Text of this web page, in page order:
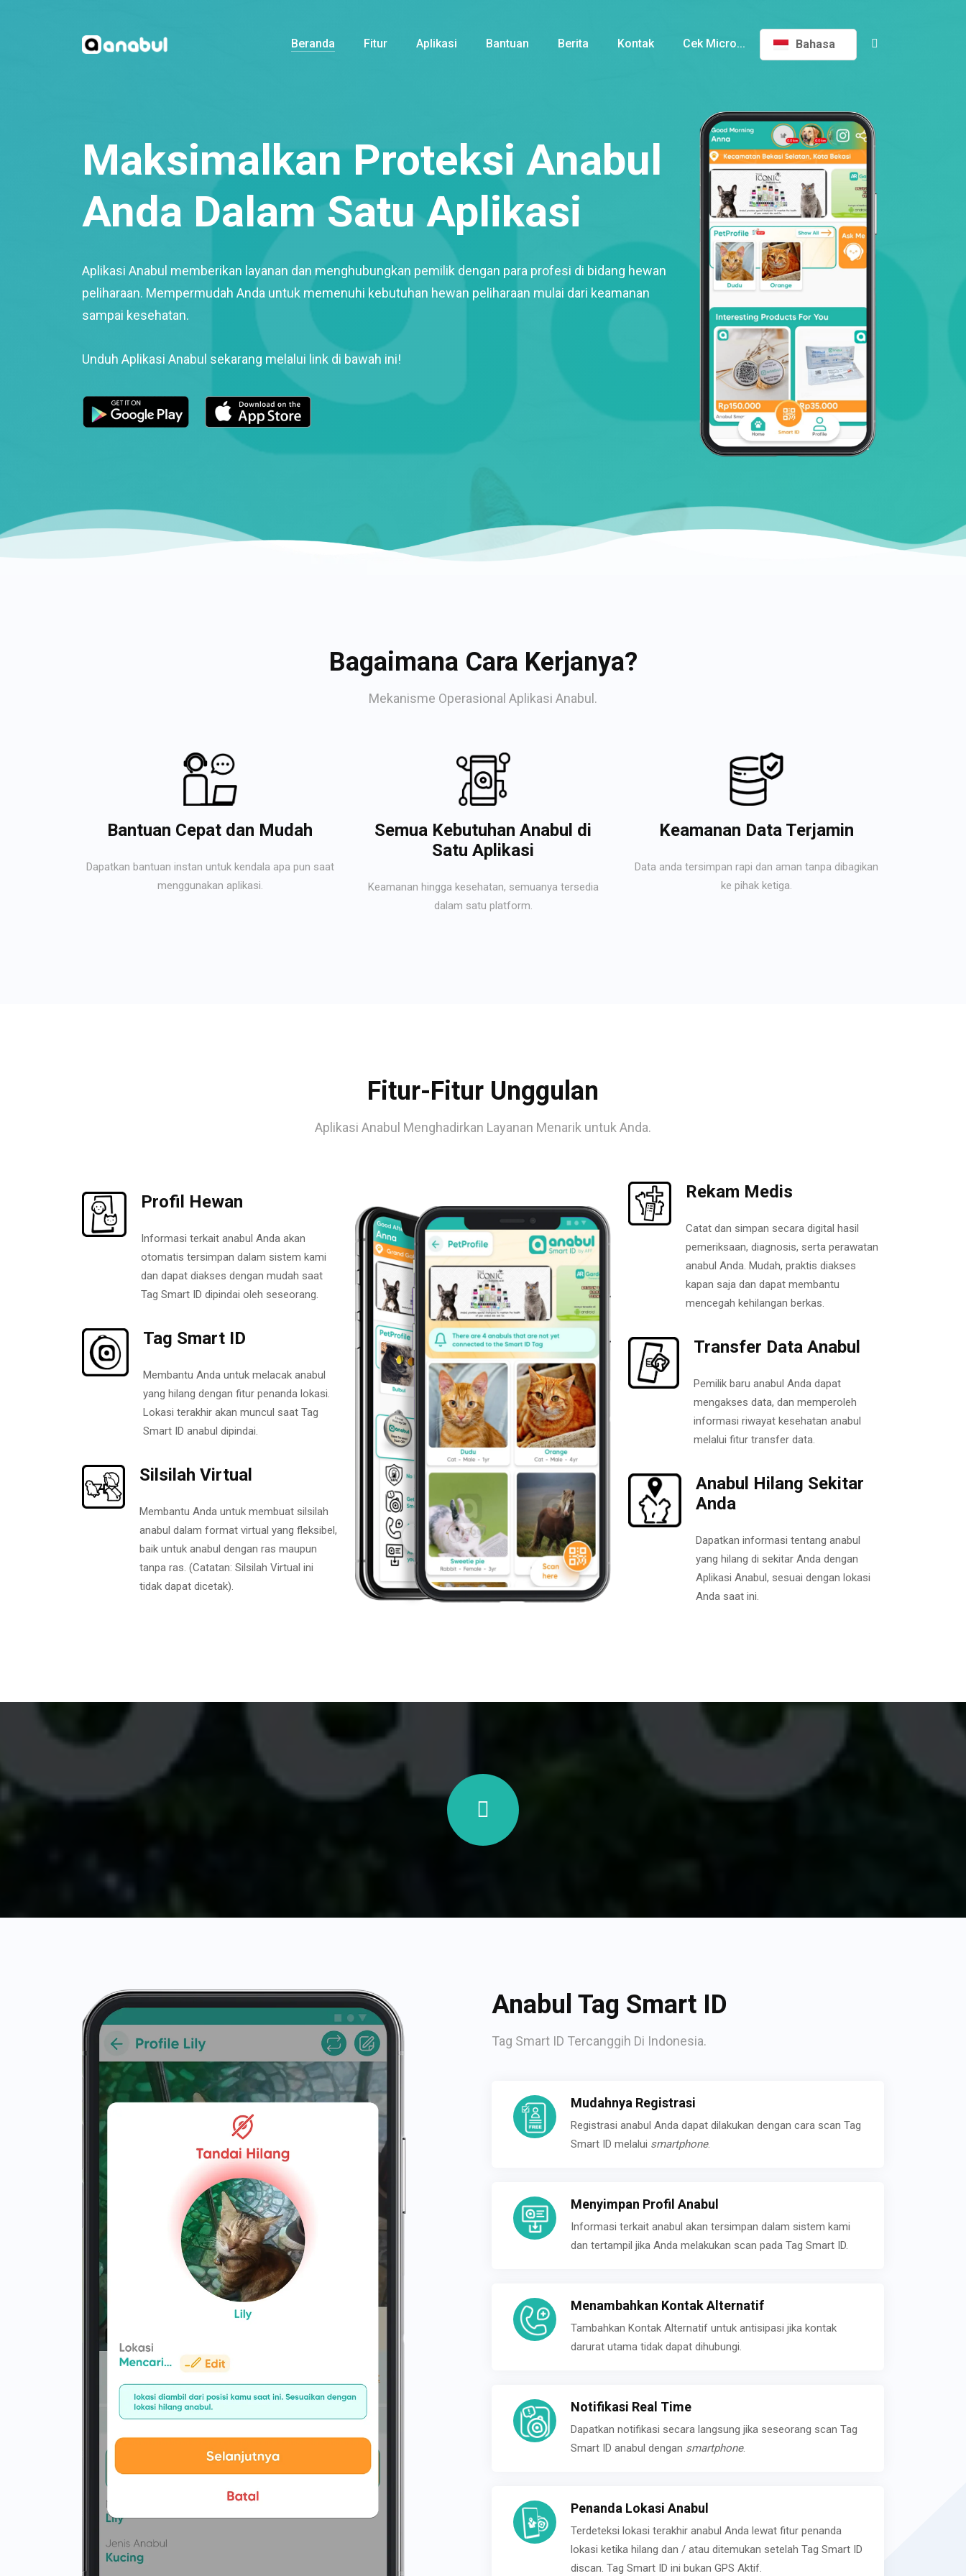
Beranda Fitur Aplikasi Bantuan Berita Kontak Cek Micro... Bahasa
Maksimalkan Proteksi Anabul
Anda Dalam Satu Aplikasi
Aplikasi Anabul memberikan layanan dan menghubungkan pemilik dengan para profesi di bidang hewan
peliharaan. Mempermudah Anda untuk memenuhi kebutuhan hewan peliharaan mulai dari keamanan
sampai kesehatan.
Unduh Aplikasi Anabul sekarang melalui link di bawah ini!
Bagaimana Cara Kerjanya?
Mekanisme Operasional Aplikasi Anabul.
Bantuan Cepat dan Mudah
Dapatkan bantuan instan untuk kendala apa pun saat
menggunakan aplikasi.
Semua Kebutuhan Anabul di
Satu Aplikasi
Keamanan hingga kesehatan, semuanya tersedia
dalam satu platform.
Keamanan Data Terjamin
Data anda tersimpan rapi dan aman tanpa dibagikan
ke pihak ketiga.
Fitur-Fitur Unggulan
Aplikasi Anabul Menghadirkan Layanan Menarik untuk Anda.
Profil Hewan
Informasi terkait anabul Anda akan
otomatis tersimpan dalam sistem kami
dan dapat diakses dengan mudah saat
Tag Smart ID dipindai oleh seseorang.
Tag Smart ID
Membantu Anda untuk melacak anabul
yang hilang dengan fitur penanda lokasi.
Lokasi terakhir akan muncul saat Tag
Smart ID anabul dipindai.
Silsilah Virtual
Membantu Anda untuk membuat silsilah
anabul dalam format virtual yang fleksibel,
baik untuk anabul dengan ras maupun
tanpa ras. (Catatan: Silsilah Virtual ini
tidak dapat dicetak).
Rekam Medis
Catat dan simpan secara digital hasil
pemeriksaan, diagnosis, serta perawatan
anabul Anda. Mudah, praktis diakses
kapan saja dan dapat membantu
mencegah kehilangan berkas.
Transfer Data Anabul
Pemilik baru anabul Anda dapat
mengakses data, dan memperoleh
informasi riwayat kesehatan anabul
melalui fitur transfer data.
Anabul Hilang Sekitar
Anda
Dapatkan informasi tentang anabul
yang hilang di sekitar Anda dengan
Aplikasi Anabul, sesuai dengan lokasi
Anda saat ini.
Anabul Tag Smart ID
Tag Smart ID Tercanggih Di Indonesia.
Mudahnya Registrasi
Registrasi anabul Anda dapat dilakukan dengan cara scan Tag
Smart ID melalui smartphone.
Menyimpan Profil Anabul
Informasi terkait anabul akan tersimpan dalam sistem kami
dan tertampil jika Anda melakukan scan pada Tag Smart ID.
Menambahkan Kontak Alternatif
Tambahkan Kontak Alternatif untuk antisipasi jika kontak
darurat utama tidak dapat dihubungi.
Notifikasi Real Time
Dapatkan notifikasi secara langsung jika seseorang scan Tag
Smart ID anabul dengan smartphone.
Penanda Lokasi Anabul
Terdeteksi lokasi terakhir anabul Anda lewat fitur penanda
lokasi ketika hilang dan / atau ditemukan setelah Tag Smart ID
discan. Tag Smart ID ini bukan GPS Aktif.